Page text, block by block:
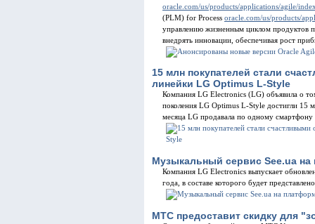
oracle.com/us/products/applications/agile/
(PLM) for Process oracle.com/us/products/
управлению жизненным циклом продуктов
внедрять инновации, обеспечивая рост
15 млн покупателей стали
линейки LG Optimus L-Style
Компания LG Electronics (LG) объявила о
поколения LG Optimus L-Style достигли 15
месяца LG продавала по одному
Музыкальный сервис See.ua на
Компания LG Electronics выпускает
года, в составе которого будет
МТС предоставит скидку для